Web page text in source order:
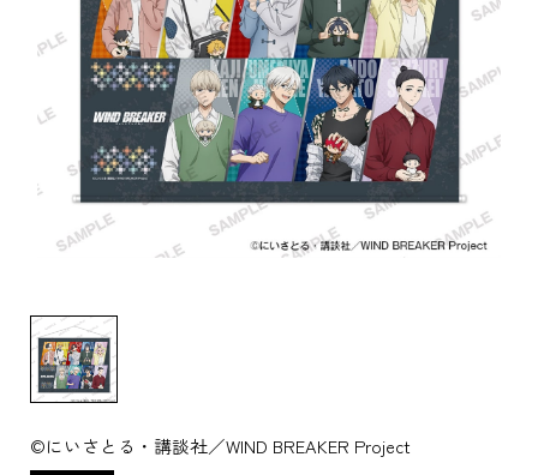
©にいさとる・講談社／WIND BREAKER Project